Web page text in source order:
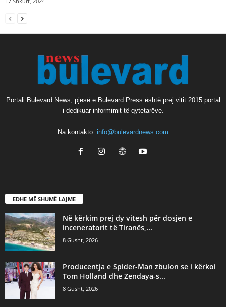
Portali Bulevard News, pjesë e Bulevard Press është prej vitit 2015 portal
i dedikuar informimit të qytetarëve.
Na kontakto: info@bulevardnews.com
EDHE MË SHUMË LAJME
Në kërkim prej dy vitesh për dosjen e
inceneratorit të Tiranës,...
8 Gusht, 2026
Producentja e Spider-Man zbulon se i kërkoi
Tom Holland dhe Zendaya-s...
8 Gusht, 2026